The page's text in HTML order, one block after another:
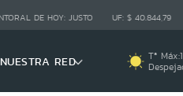
DE HOY: JUSTO UF: $ 40.844,79
NUESTRA RED Tª Máx: